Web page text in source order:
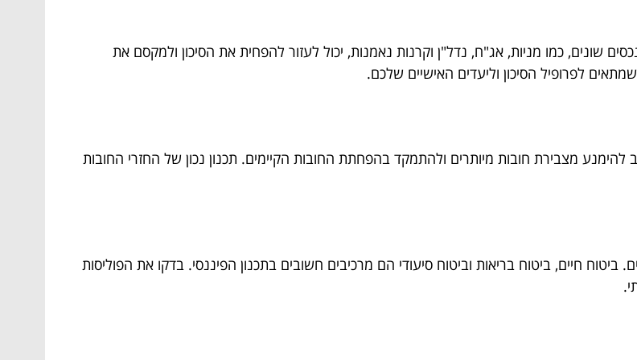
שונים, כמו מניות, אג"ח, נדל"ן וקרנות נאמנות, יכול לעזור להפחית את הסיכון ולמקסם את
לפרופיל הסיכון וליעדים האישיים שלכם.
להימנע מצבירת חובות מיותרים ולהתמקד בהפחתת החובות הקיימים. תכנון נכון של החזרי החובות
ביטוח חיים, ביטוח בריאות וביטוח סיעודי הם מרכיבים חשובים בתכנון הפיננסי. בדקו את הפוליסות